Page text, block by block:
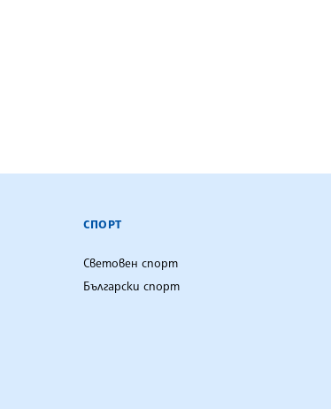
СПОРТ
Световен спорт
Български спорт